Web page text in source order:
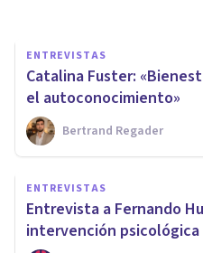
ENTREVISTAS
Catalina Fuster:
el autoconocimiento»
Bertrand Regader
ENTREVISTAS
Entrevista a Fernando
intervención psicológica
ENTREVISTAS
Silvia
educados para
sentir»